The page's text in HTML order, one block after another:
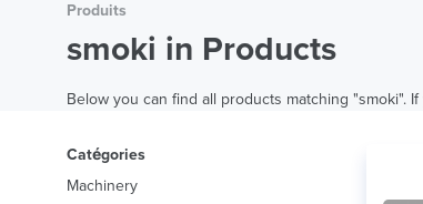
Produits
smoki in Products
Below you can find all products matching "smoki".
Catégories
Machinery